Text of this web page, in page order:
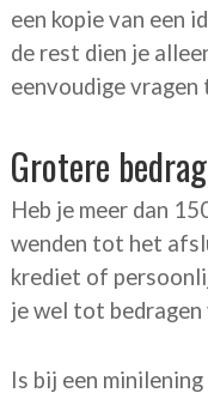
een kopie van een
de rest dien je
eenvoudige
Grotere
Heb je meer dan
wenden tot het
krediet of
je wel tot bedragen
Is bij een